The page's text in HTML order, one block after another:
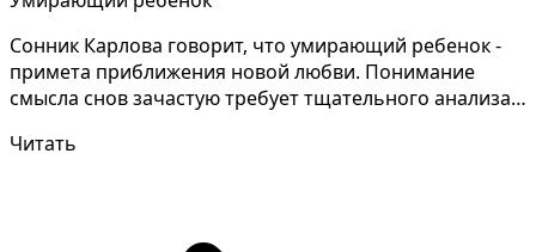
Сонник Карлова говорит, что умирающий ребенок -
примета приближения новой любви. Понимание
смысла снов зачастую требует тщательного анализа
Читать